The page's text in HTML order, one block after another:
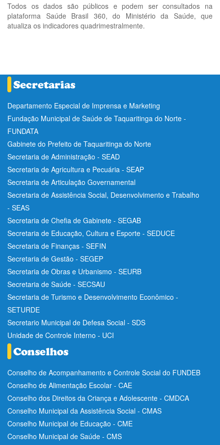
Todos os dados são públicos e podem ser consultados na
plataforma Saúde Brasil 360, do Ministério da Saúde, que
atualiza os indicadores quadrimestralmente.
Departamento Especial de Imprensa e Marketing
Fundação Municipal de Saúde de Taquaritinga do Norte -
FUNDATA
Gabinete do Prefeito de Taquaritinga do Norte
Secretaria de Administração - SEAD
Secretaria de Agricultura e Pecuária - SEAP
Secretaria de Articulação Governamental
Secretaria de Assistência Social, Desenvolvimento e Trabalho
- SEAS
Secretaria de Chefia de Gabinete - SEGAB
Secretaria de Educação, Cultura e Esporte - SEDUCE
Secretaria de Finanças - SEFIN
Secretaria de Gestão - SEGEP
Secretaria de Obras e Urbanismo - SEURB
Secretaria de Saúde - SECSAU
Secretaria de Turismo e Desenvolvimento Econômico -
SETURDE
Secretario Municipal de Defesa Social - SDS
Unidade de Controle Interno - UCI
Conselho de Acompanhamento e Controle Social do FUNDEB
Conselho de Alimentação Escolar - CAE
Conselho dos Direitos da Criança e Adolescente - CMDCA
Conselho Municipal da Assistência Social - CMAS
Conselho Municipal de Educação - CME
Conselho Municipal de Saúde - CMS